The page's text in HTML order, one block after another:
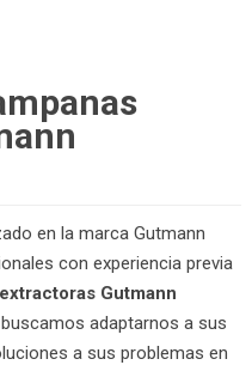
en la marca Gutmann
con experiencia previa
Gutmann
adaptarnos a sus
a sus problemas en